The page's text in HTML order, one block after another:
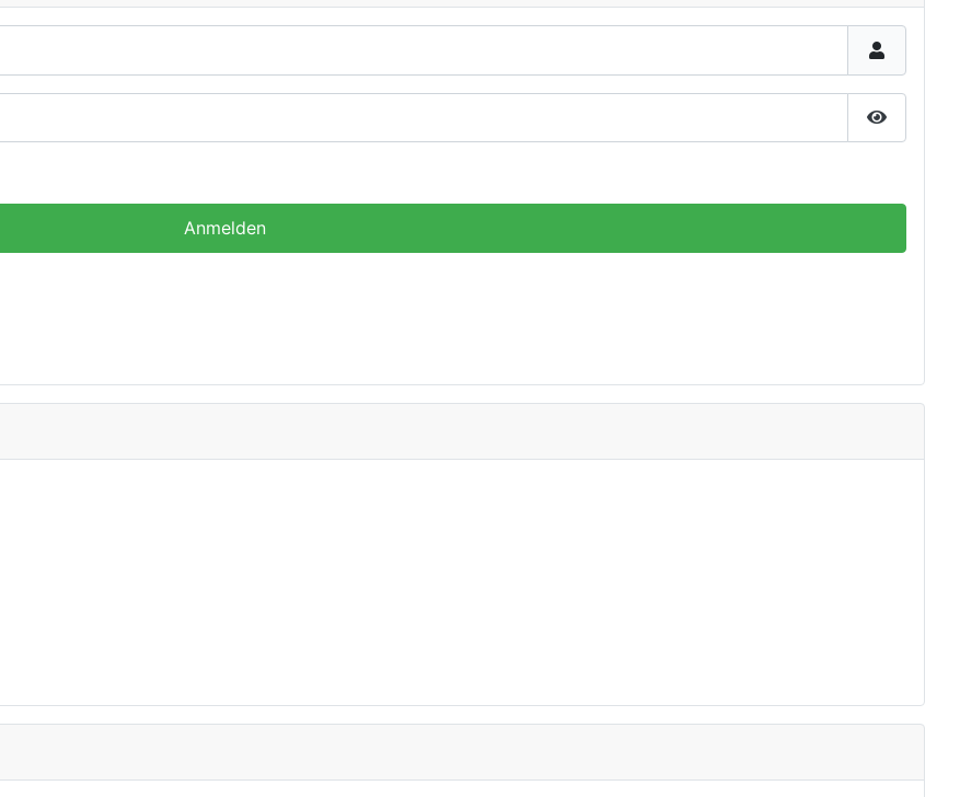
Passwort
Anmelden